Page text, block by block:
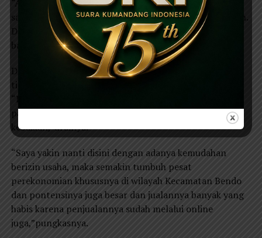
“Artinya mereka (UMKM-red) sudah bisa melihat trend
saat ini, bahwa bisnis saat itu tidak harus dipinggir jalan.
Dan sekarang itu terbuka semua dan tidak ada
batas,”ungkapnya.
Dijelaskan pula, bahwa sekarang untuk membuka usaha
tidak perlu membuka toko besar dan modal besar.
“Itulah kehebatan dari teknologi sekarang, tergantung
pada kita untuk memaknai dan memfaatkan untuk
kebaikan,”urainya.
“Saya yakin nanti disini dengan adanya kemudahan
berizin usaha, maka semakin tumbuh pesat
perekonomian khususnya di wilayah Kecamatan Bendo
dan pontensinya juga besar dan jualannya banyak yang
habis karena penjualannya sudah melalui online
juga,”pungkasnya.